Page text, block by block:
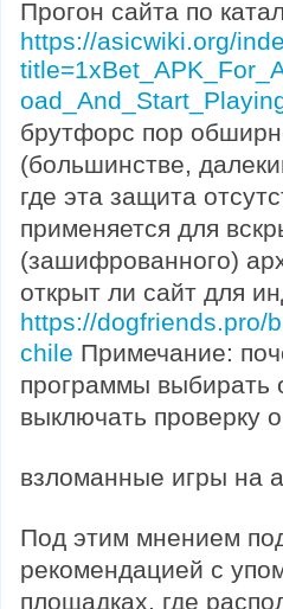
Прогон сайта по
https://asicwiki.org/
брутфорс пор
(большинстве,
где эта защита
применяется для
(зашифрованного)
открыт ли сайт для
https://dogfriends.pro/
chile Примечание:
программы выбирать
выключать проверку
взломанные игры на
Под этим мнением
рекомендацией с
площадках, где